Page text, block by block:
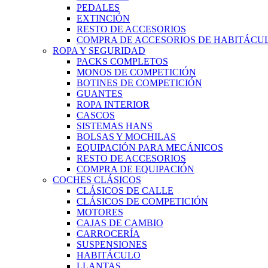
PEDALES
EXTINCIÓN
RESTO DE ACCESORIOS
COMPRA DE ACCESORIOS DE
ROPA Y SEGURIDAD
PACKS COMPLETOS
MONOS DE COMPETICIÓN
BOTINES DE COMPETICIÓN
GUANTES
ROPA INTERIOR
CASCOS
SISTEMAS HANS
BOLSAS Y MOCHILAS
EQUIPACIÓN PARA MECÁNICOS
RESTO DE ACCESORIOS
COMPRA DE EQUIPACIÓN
COCHES CLÁSICOS
CLÁSICOS DE CALLE
CLÁSICOS DE COMPETICIÓN
MOTORES
CAJAS DE CAMBIO
CARROCERÍA
SUSPENSIONES
HABITÁCULO
LLANTAS